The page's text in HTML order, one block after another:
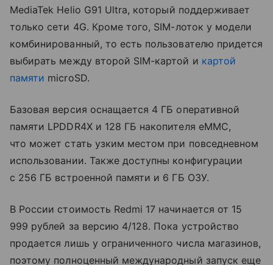
MediaTek Helio G91 Ultra, который поддерживает
только сети 4G. Кроме того, SIM-лоток у модели
комбинированный, то есть пользователю придется
выбирать между второй SIM-картой и картой
памяти microSD.
Базовая версия оснащается 4 ГБ оперативной
памяти LPDDR4X и 128 ГБ накопителя eMMC,
что может стать узким местом при повседневном
использовании. Также доступны конфигурации
с 256 ГБ встроенной памяти и 6 ГБ ОЗУ.
В России стоимость Redmi 17 начинается от 15
999 рублей за версию 4/128. Пока устройство
продается лишь у ограниченного числа магазинов,
поэтому полноценный международный запуск еще